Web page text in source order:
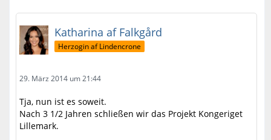
Katharina af Falkgård
Herzogin af Lindencrone
29. März 2014 um 21:44
Tja, nun ist es soweit.
Nach 3 1/2 Jahren schließen wir das Projekt Kongeriget
Lillemark.